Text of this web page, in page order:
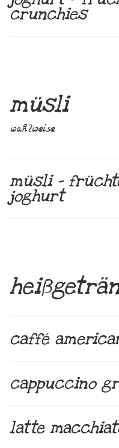
crunchies
müsli
wahlweise
müsli –
joghurt
caffé
cappuccino
latte